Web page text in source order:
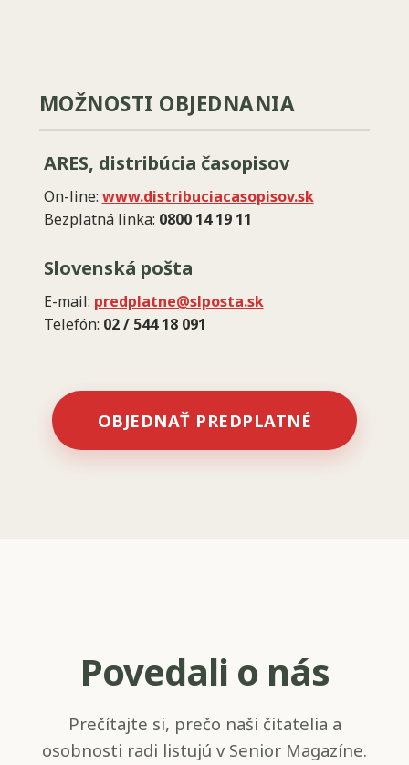
MOŽNOSTI OBJEDNANIA
ARES, distribúcia časopisov
On-line: www.distribuciacasopisov.sk
Bezplatná linka: 0800 14 19 11
Slovenská pošta
E-mail: predplatne@slposta.sk
Telefón: 02 / 544 18 091
OBJEDNAŤ PREDPLATNÉ
Povedali o nás
Prečítajte si, prečo naši čitatelia a
osobnosti radi listujú v Senior Magazíne.